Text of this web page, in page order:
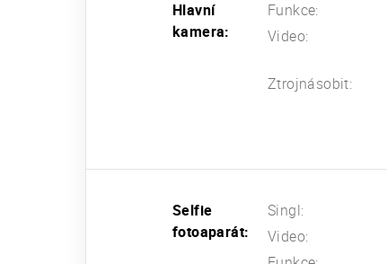
Hlavní
kamera:
Funkce:
Video:
Ztrojnásobit:
Selfie
fotoaparát:
Singl:
Video: